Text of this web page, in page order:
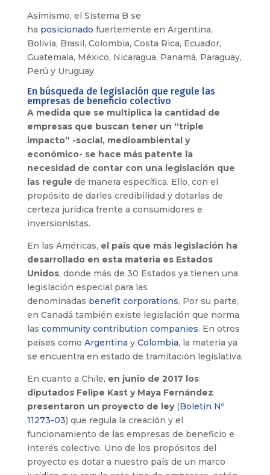
Asimismo, el Sistema B se
ha posicionado fuertemente en Argentina,
Bolivia, Brasil, Colombia, Costa Rica, Ecuador,
Guatemala, México, Nicaragua, Panamá, Paraguay,
Perú y Uruguay.
En búsqueda de legislación que regule las
empresas de beneficio colectivo
A medida que se multiplica la cantidad de
empresas que buscan tener un “triple
impacto” -social, medioambiental y
económico- se hace más patente la
necesidad de contar con una legislación que
las regule de manera específica. Ello, con el
propósito de darles credibilidad y dotarlas de
certeza jurídica frente a consumidores e
inversionistas.
En las Américas, el país que más legislación ha
desarrollado en esta materia es Estados
Unidos, donde más de 30 Estados ya tienen una
legislación especial para las
denominadas benefit corporations. Por su parte,
en Canadá también existe legislación que norma
las community contribution companies. En otros
países como Argentina yColombia, la materia ya
se encuentra en estado de tramitación legislativa.
En cuanto a Chile, en junio de 2017 los
diputados Felipe Kast y Maya Fernández
presentaron un proyecto de ley(Boletín Nº
11273-03) que regula la creación y el
funcionamiento de las empresas de beneficio e
interés colectivo. Uno de los propósitos del
proyecto es dotar a nuestro país de un marco